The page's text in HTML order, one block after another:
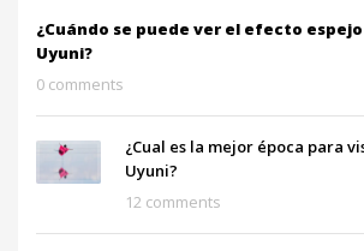
¿Cuándo se puede ver el efecto
Uyuni?
0 comments
¿Cual es la mejor época para
Uyuni?
12 comments